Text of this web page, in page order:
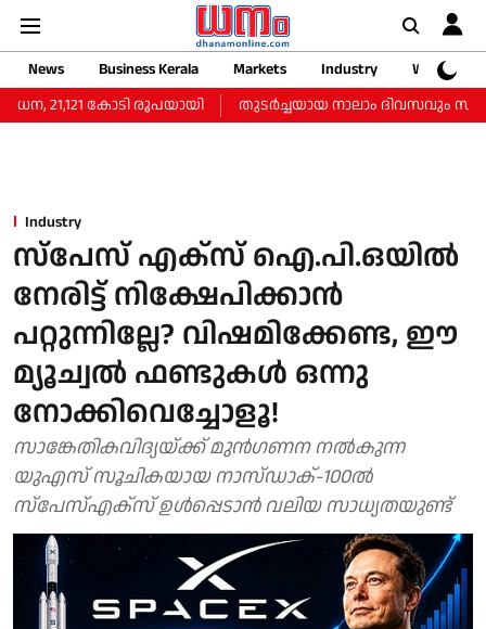
News Business Kerala Markets Industry
Web
കോടി രൂപയായി
തുടർച്ചയായ നാലാം ദിവസവും
Industry
സ്പേസ് എക്സ് ഐ.പി.ഒയില്‍
നേരിട്ട് നിക്ഷേപിക്കാന്‍
പറ്റുന്നില്ലേ? വിഷമിക്കേണ്ട, ഈ
മ്യൂച്വല്‍ ഫണ്ടുകള്‍ ഒന്നു
നോക്കിവെച്ചോളൂ!
സാങ്കേതികവിദ്യയ്ക്ക് മുന്‍ഗണന നല്‍കുന്ന
യുഎസ് സൂചികയായ നാസ്ഡാക്-100ല്‍
സ്പേസ്എക്സ് ഉള്‍പ്പെടാന്‍ വലിയ സാധ്യതയുണ്ട്